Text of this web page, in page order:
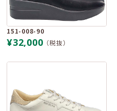
151-008-90
¥32,000 （税抜）